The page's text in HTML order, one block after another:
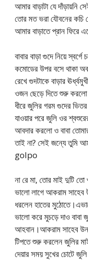
আমার বাড়াটা যে
তোর মত ভরা যৌবনের কচি
আমার বাড়াতে প্রান ফিরে
বাবার বাড়া গুদে নিয়ে
কমোডের উপর বসে থাকা
রেখে গুদটাকে বাড়ার
ওজন ছেড়ে দিতে শুরু করলো
ধীরে জুলির গরম গুদের
যাওয়ার পরে জুলি ওর
আবদার করলো ও বাবা
তাই না? সেই জন্যে তুমি
golpo
না রে মা, তোর মাই দুটি
ভালো লাগে আকরাম সাহেব
ধরলেন হাতের
ভালো করে মুচড়ে দাও বাবা
আহবান।আকরাম সাহেব
টিপতে শুরু করলেন জুলির
দেয়ার সময় সুখের চোটে